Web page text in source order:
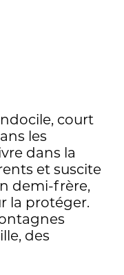
court
les
dans la
et suscite
demi-frère,
la protéger.
des